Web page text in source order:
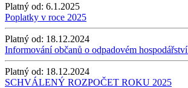
Platný od: 6.1.2025
Poplatky v roce 2025
Platný od: 18.12.2024
Informování občanů o odpadovém
Platný od: 18.12.2024
SCHVÁLENÝ ROZPOČET ROKU 2025